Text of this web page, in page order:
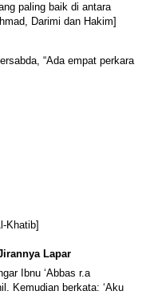
paling baik di antara
Darimi dan Hakim]
“Ada empat perkara
Khatib]
Lapar
Ibnu ‘Abbas r.a
Kemudian berkata: ‘Aku